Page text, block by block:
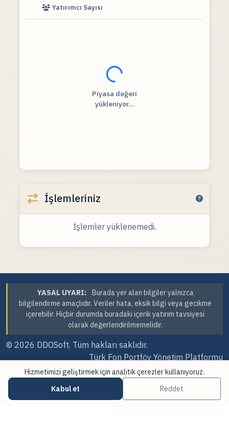
Yatırımcı Sayısı
Fiyat verileri yükleniyor...
Piyasa değeri
yükleniyor...
İşlemleriniz
İşlemler yüklenemedi.
YASAL UYARI:
Burada yer alan bilgiler yalnızca
bilgilendirme amaçlıdır. Veriler hata, eksik bilgi veya gecikme
içerebilir. Hiçbir durumda buradaki içerik yatırım tavsiyesi
olarak değerlendirilmemelidir.
© 2026 DDOSoft. Tüm hakları saklıdır.
Türk Fon Portföy Yönetim Platformu
Sürüm Tarihi: 07.08.2026 09:25
Veri Kaynakları·
Hizmetimizi geliştirmek için analitik çerezler kullanıyoruz.
Kabul et
Reddet